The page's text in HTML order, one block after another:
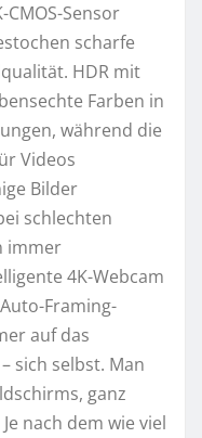
CMOS-Sensor
scharfe
HDR mit
Farben in
während die
Videos
Bilder
schlechten
immer
4K-Webcam
Framing-
auf das
sich selbst. Man
ganz
nach dem wie viel